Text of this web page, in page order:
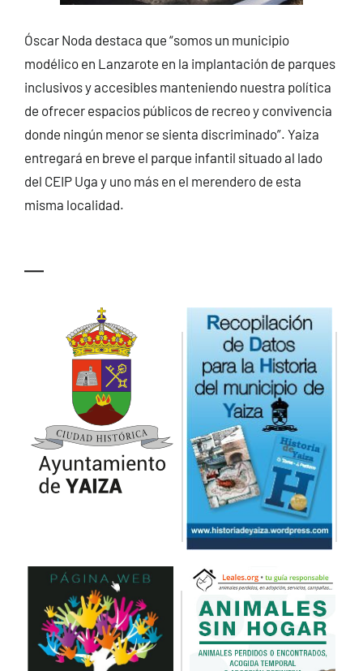
Óscar Noda destaca que “somos un municipio
modélico en Lanzarote en la implantación de parques
inclusivos y accesibles manteniendo nuestra política
de ofrecer espacios públicos de recreo y convivencia
donde ningún menor se sienta discriminado”. Yaiza
entregará en breve el parque infantil situado al lado
del CEIP Uga y uno más en el merendero de esta
misma localidad.
—